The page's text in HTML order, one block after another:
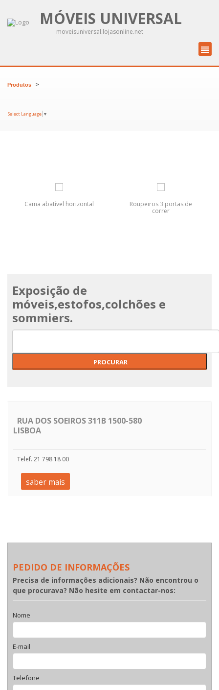
MÓVEIS UNIVERSAL
moveisuniversal.lojasonline.net
Produtos >
Select Language ▼
Cama abatível horizontal
Roupeiros 3 portas de
correr
Exposição de
móveis,estofos,colchões e
sommiers.
RUA DOS SOEIROS 311B 1500-580
LISBOA
Telef. 21 798 18 00
saber mais
PEDIDO DE INFORMAÇÕES
Precisa de informações adicionais? Não encontrou o
que procurava? Não hesite em contactar-nos:
Nome
E-mail
Telefone